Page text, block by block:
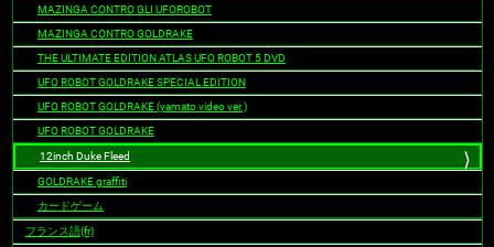
MAZINGA CONTRO GLI UFOROBOT
MAZINGA CONTRO GOLDRAKE
THE ULTIMATE EDITION ATLAS UFO ROBOT 5 DVD
UFO ROBOT GOLDRAKE SPECIAL EDITION
UFO ROBOT GOLDRAKE (yamato video ver.)
UFO ROBOT GOLDRAKE
12inch Duke Fleed
GOLDRAKE graffiti
カードゲーム
フランス語(fr)